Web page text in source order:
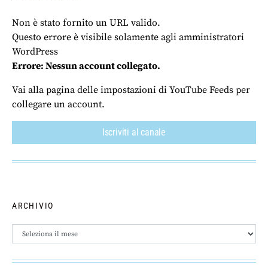
Non è stato fornito un URL valido.
Questo errore è visibile solamente agli amministratori
WordPress
Errore: Nessun account collegato.
Vai alla pagina delle impostazioni di YouTube Feeds per
collegare un account.
Iscriviti al canale
ARCHIVIO
Archivio